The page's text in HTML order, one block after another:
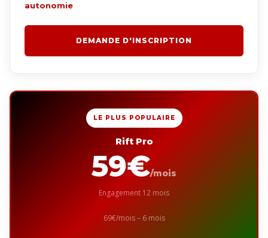
autonomie
DEMANDE D'INSCRIPTION
LE PLUS POPULAIRE
Rift Pro
59€/mois
Engagement 12 mois
69€/mois – 6 mois